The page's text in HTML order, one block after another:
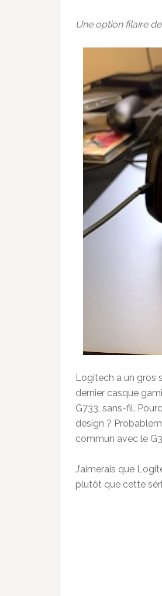
Une option filaire
Logitech a un gros
dernier casque
G733, sans-fil.
design ?
commun avec le
J’aimerais que
plutôt que cette